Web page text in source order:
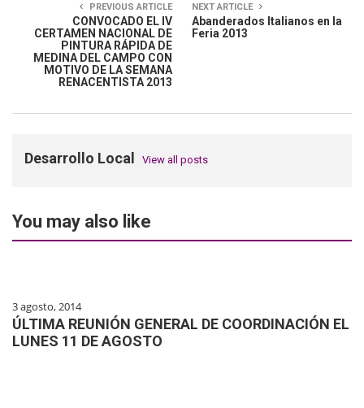
PREVIOUS ARTICLE
CONVOCADO EL IV
CERTAMEN NACIONAL DE
PINTURA RÁPIDA DE
MEDINA DEL CAMPO CON
MOTIVO DE LA SEMANA
RENACENTISTA 2013
NEXT ARTICLE
Abanderados Italianos en la
Feria 2013
Desarrollo Local View all posts
You may also like
3 agosto, 2014
ÚLTIMA REUNIÓN GENERAL DE COORDINACIÓN EL
LUNES 11 DE AGOSTO